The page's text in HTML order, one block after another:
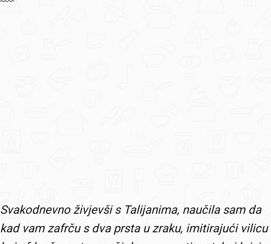
Svakodnevno živjevši s Talijanima, naučila sam da
kad vam zafrču s dva prsta u zraku, imitirajući vilicu